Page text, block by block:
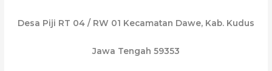
Desa Piji RT 04 / RW 01 Kecamatan Dawe, Kab. Kudus
Jawa Tengah 59353